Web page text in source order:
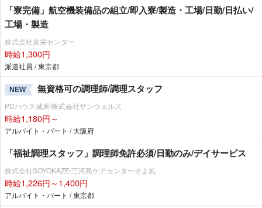
「寮完備」航空機装備品の組立/即入寮/製造・工場/日勤/日払い/
工場・製造
株式会社京栄センター
時給1,300円
派遣社員 / 東京都
NEW 無資格可の調理師/調理スタッフ
PDハウス城東/株式会社サンウェルズ
時給1,180円～
アルバイト・パート / 大阪府
「福祉調理スタッフ」調理師免許必須/日勤のみ/デイサービス
株式会社SOYOKAZE/三河島ケアセンターそよ風
時給1,226円～1,400円
アルバイト・パート / 東京都